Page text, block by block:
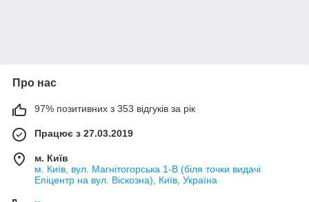
Про нас
97% позитивних з 353 відгуків за рік
Працює з 27.03.2019
м. Київ
м. Київ, вул. Магнітогорська 1-В (біля точки видачі
Епіцентр на вул. Віскозна), Київ, Україна